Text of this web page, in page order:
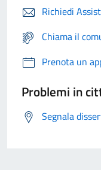
Richiedi
Chiama il
Prenota un
Problemi in
Segnala